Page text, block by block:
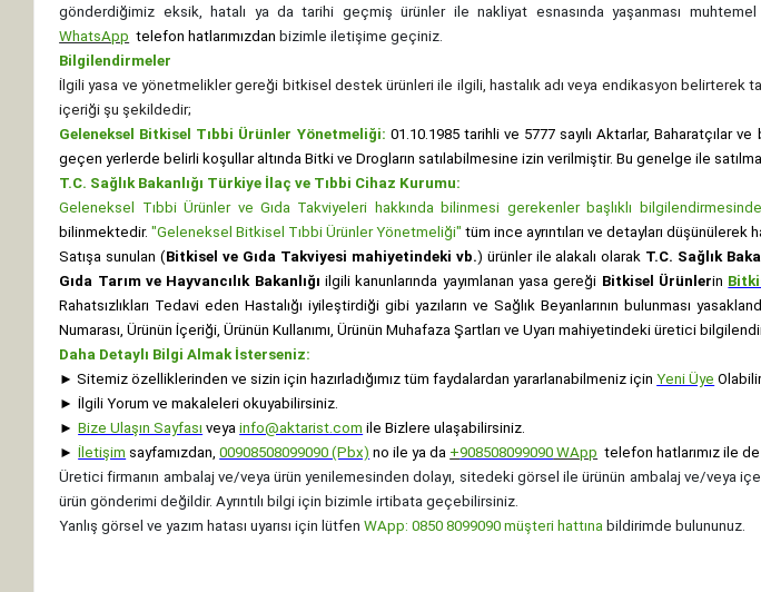
gönderdiğimiz eksik, hatalı ya da tarihi geçmiş ürünler ile nakliyat esnasında yaşanması
WhatsApp telefon hatlarımızdan bizimle iletişime geçiniz.
Bilgilendirmeler
İlgili yasa ve yönetmelikler gereği bitkisel destek ürünleri ile ilgili, hastalık adı veya endikasyon belirterek
içeriği şu şekildedir;
Geleneksel Bitkisel Tıbbi Ürünler Yönetmeliği: 01.10.1985 tarihli ve 5777 sayılı Aktarlar, Baharatçılar
geçen yerlerde belirli koşullar altında Bitki ve Drogların satılabilmesine izin verilmiştir. Bu genelge ile
T.C. Sağlık Bakanlığı Türkiye İlaç ve Tıbbi Cihaz Kurumu:
Geleneksel Tıbbi Ürünler ve Gıda Takviyeleri hakkında bilinmesi gerekenler başlıklı
bilinmektedir."Geleneksel Bitkisel Tıbbi Ürünler Yönetmeliği" tüm ince ayrıntıları ve detayları düşünülerek
Satışa sunulan (Bitkisel ve Gıda Takviyesi mahiyetindeki vb.) ürünler ile alakalı olarak T.C. Sağlık
Gıda Tarım ve Hayvancılık Bakanlığı ilgili kanunlarında yayımlanan yasa gereği Bitkisel Ürünlerin
Rahatsızlıkları Tedavi eden Hastalığı iyileştirdiği gibi yazıların ve Sağlık Beyanlarının bulunması
Numarası, Ürünün İçeriği, Ürünün Kullanımı, Ürünün Muhafaza Şartları ve Uyarı mahiyetindeki üretici
Daha Detaylı Bilgi Almak İsterseniz:
► Sitemiz özelliklerinden ve sizin için hazırladığımız tüm faydalardan yararlanabilmeniz içinYeni Üye
► İlgili Yorum ve makaleleri okuyabilirsiniz.
► Bize Ulaşın Sayfası veya info@aktarist.com ile Bizlere ulaşabilirsiniz.
► İletişim sayfamızdan,00908508099090 (Pbx) no ile ya da +908508099090 WApp telefon hatlarımız ile
Üretici firmanın ambalaj ve/veya ürün yenilemesinden dolayı, sitedeki görsel ile ürünün ambalaj ve/veya
ürün gönderimi değildir. Ayrıntılı bilgi için bizimle irtibata geçebilirsiniz.
Yanlış görsel ve yazım hatası uyarısı için lütfenWApp: 0850 8099090 müşteri hattına bildirimde bulununuz.